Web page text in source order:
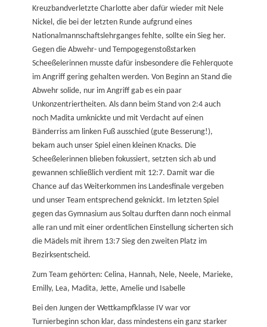
Kreuzbandverletzte Charlotte aber dafür wieder mit Nele
Nickel, die bei der letzten Runde aufgrund eines
Nationalmannschaftslehrganges fehlte, sollte ein Sieg her.
Gegen die Abwehr- und Tempogegenstoßstarken
Scheeßelerinnen musste dafür insbesondere die Fehlerquote
im Angriff gering gehalten werden. Von Beginn an Stand die
Abwehr solide, nur im Angriff gab es ein paar
Unkonzentriertheiten. Als dann beim Stand von 2:4 auch
noch Madita umknickte und mit Verdacht auf einen
Bänderriss am linken Fuß ausschied (gute Besserung!),
bekam auch unser Spiel einen kleinen Knacks. Die
Scheeßelerinnen blieben fokussiert, setzten sich ab und
gewannen schließlich verdient mit 12:7. Damit war die
Chance auf das Weiterkommen ins Landesfinale vergeben
und unser Team entsprechend geknickt. Im letzten Spiel
gegen das Gymnasium aus Soltau durften dann noch einmal
alle ran und mit einer ordentlichen Einstellung sicherten sich
die Mädels mit ihrem 13:7 Sieg den zweiten Platz im
Bezirksentscheid.
Zum Team gehörten: Celina, Hannah, Nele, Neele, Marieke,
Emilly, Lea, Madita, Jette, Amelie und Isabelle
Bei den Jungen der Wettkampfklasse IV war vor
Turnierbeginn schon klar, dass mindestens ein ganz starker